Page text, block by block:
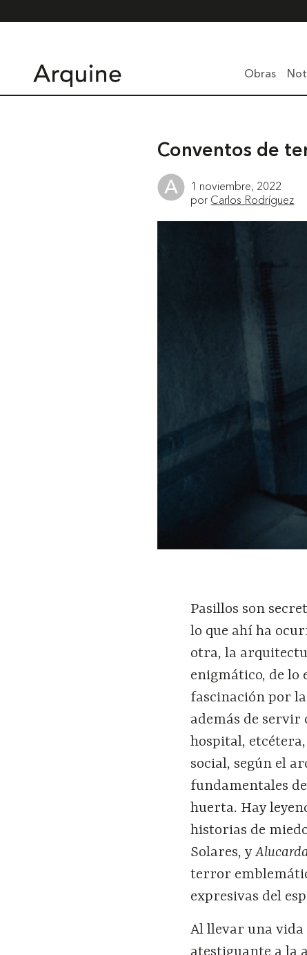
Obras
Conventos de
1 noviembre, 2022
por Carlos Rodríguez
Pasillos son
lo que ahí ha
otra, la
enigmático, de lo
fascinación por
además de servir
hospital,
social, según el
fundamentales
huerta. Hay
historias de
Solares, y
terror
expresivas del
Al llevar una